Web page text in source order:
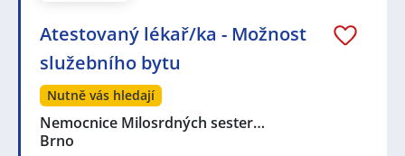
Atestovaný lékař/ka - Možnost
služebního bytu
Nutně vás hledají
Nemocnice Milosrdných sester…
Brno